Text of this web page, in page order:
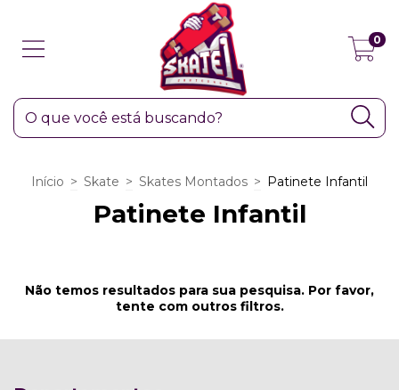
0
Início > Skate > Skates Montados > Patinete Infantil
Patinete Infantil
Não temos resultados para sua pesquisa. Por favor,
tente com outros filtros.